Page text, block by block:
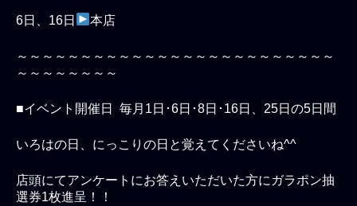
6日、16日 本店
～～～～～～～～～～～～～～～～～～～～～～～～～
～～～～～～～～
■イベント開催日 毎月1日･6日･8日･16日、25日の5日間
いろはの日、にっこりの日と覚えてくださいね^^
店頭にてアンケートにお答えいただいた方にガラポン抽
選券1枚進呈！！